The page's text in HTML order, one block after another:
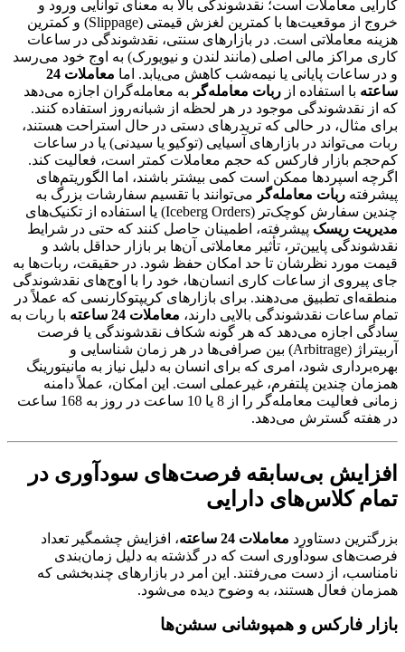
کارایی معاملات است؛ نقدشوندگی بالا به معنای توانایی ورود و
خروج از موقعیت‌ها با کمترین لغزش قیمتی (Slippage) و کمترین
هزینه معاملاتی است. در بازارهای سنتی، نقدشوندگی در ساعات
کاری مراکز مالی اصلی (مانند لندن و نیویورک) به اوج خود می‌رسد
و در ساعات پایانی یا نیمه‌شب کاهش می‌یابد. اما
معاملات 24
ساعته با استفاده از ربات معامله‌گر به معامله‌گران اجازه می‌دهد
که از نقدشوندگی موجود در هر لحظه از شبانه‌روز استفاده کنند.
برای مثال، در حالی که تریدرهای دستی در حال استراحت هستند،
ربات می‌تواند در بازارهای آسیایی (توکیو یا سیدنی) یا در ساعات
کم‌حجم بازار فارکس که حجم معاملات کمتر است، فعالیت کند.
اگرچه اسپردها ممکن است کمی بیشتر باشند، اما الگوریتم‌های
پیشرفته ربات معامله‌گر می‌توانند با تقسیم سفارشات بزرگ به
چندین سفارش کوچک‌تر (Iceberg Orders) یا استفاده از تکنیک‌های
مدیریت ریسک پیشرفته، اطمینان حاصل کنند که حتی در شرایط
نقدشوندگی پایین‌تر، تأثیر معاملاتی آن‌ها بر بازار حداقل باشد و
قیمت مورد نظرشان تا حد امکان حفظ شود. در حقیقت، ربات‌ها به
جای پیروی از ساعات کاری انسان‌ها، خود را با اوج‌های نقدشوندگی
منطقه‌ای تطبیق می‌دهند. برای بازارهای کریپتوکارنسی که عملاً در
تمام ساعات نقدشوندگی بالایی دارند، معاملات 24 ساعته
با ربات به
سادگی اجازه می‌دهد که هر گونه شکاف نقدشوندگی یا فرصت
آربیتراژ (Arbitrage) بین صرافی‌ها در هر زمان شناسایی و
بهره‌برداری شود، امری که برای انسان به دلیل نیاز به مانیتورینگ
همزمان چندین پلتفرم، غیرعملی است. این امکان، عملاً دامنه
زمانی فعالیت معامله‌گر را از 8 یا 10 ساعت در روز به 168 ساعت
در هفته گسترش می‌دهد.
افزایش بی‌سابقه فرصت‌های سودآوری در
تمام کلاس‌های دارایی
بزرگترین دستاورد معاملات 24 ساعته
، افزایش چشمگیر تعداد
فرصت‌های سودآوری است که در گذشته به دلیل زمان‌بندی
نامناسب، از دست می‌رفتند. این امر در بازارهای چندبخشی که
همزمان فعال هستند، به وضوح دیده می‌شود.
بازار فارکس و همپوشانی سشن‌ها